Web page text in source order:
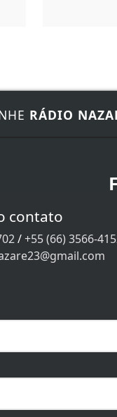
RÁDIO
contato
/+55 (66) 3566-